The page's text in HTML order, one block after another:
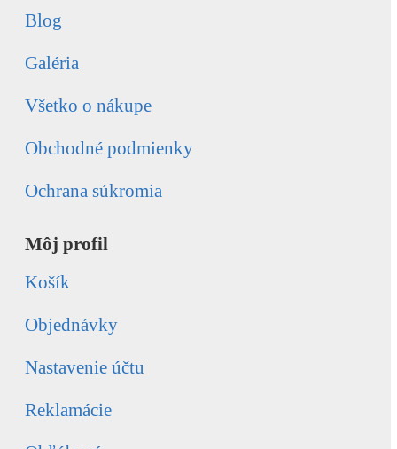
Blog
Galéria
Všetko o nákupe
Obchodné podmienky
Ochrana súkromia
Môj profil
Košík
Objednávky
Nastavenie účtu
Reklamácie